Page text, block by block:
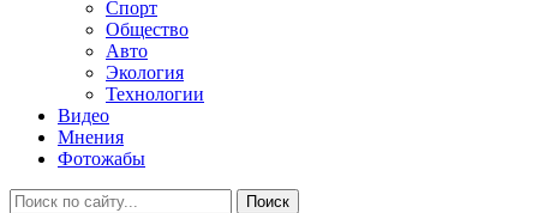
Спорт
Общество
Авто
Экология
Технологии
Видео
Мнения
Фотожабы
Поиск